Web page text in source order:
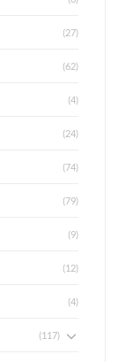
(27)
(62)
(4)
(24)
(74)
(79)
(9)
(12)
(4)
(117)